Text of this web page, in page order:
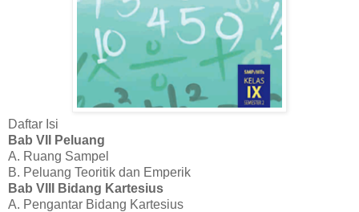
Daftar Isi
Bab VII Peluang
A. Ruang Sampel
B. Peluang Teoritik dan Emperik
Bab VIII Bidang Kartesius
A. Pengantar Bidang Kartesius